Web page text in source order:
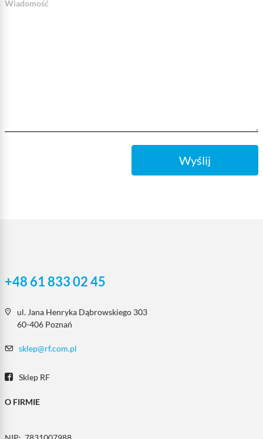
Wiadomość
Wyślij
+48 61 833 02 45
ul. Jana Henryka Dąbrowskiego 303
60-406 Poznań
sklep@rf.com.pl
Sklep RF
O FIRMIE